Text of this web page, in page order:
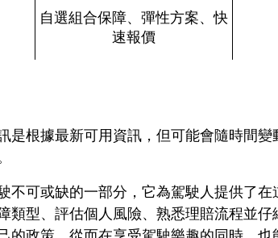
自選組合保障、彈性方案、快
速報價
是根據最新可用資訊，但可能會隨時間
不可或缺的一部分，它為駕駛人提供了
類型、評估個人風險、熟悉理賠流程並仔